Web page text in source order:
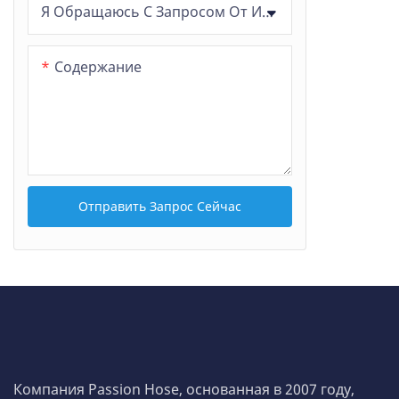
Я Обращаюсь С Запросом От Имени:
Содержание
Отправить Запрос Сейчас
Компания Passion Hose, основанная в 2007 году,